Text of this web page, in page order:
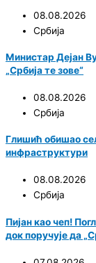
08.08.2026
Србија
Министар Дејан
„Србија те зове“
08.08.2026
Србија
Глишић обишао
инфраструктури
08.08.2026
Србија
Пијан као чеп!
док поручује да